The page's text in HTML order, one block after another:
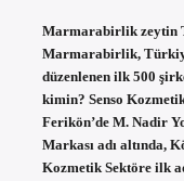
Marmarabirlik zeytin
Marmarabirlik,
düzenlenen ilk 500
kimin? Senso
Ferikön’de M. Nadir
Markası adı altında,
Kozmetik Sektöre ilk